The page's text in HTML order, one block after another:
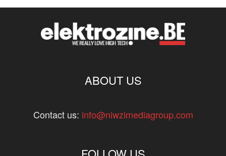
ABOUT US
Contact us: info@niwzimediagroup.com